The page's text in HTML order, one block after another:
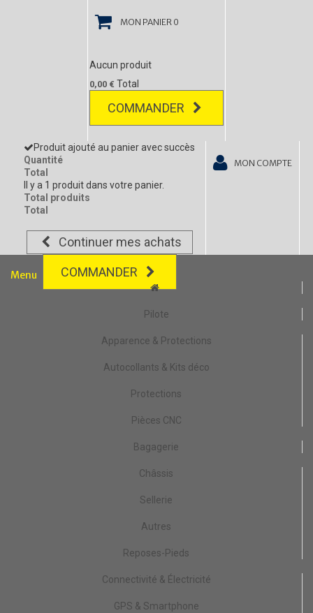
MON PANIER 0
Aucun produit
0,00 € Total
COMMANDER
Produit ajouté au panier avec succès
Quantité
Total
Il y a 1 produit dans votre panier.
Total produits
Total
Continuer mes achats
COMMANDER
MON COMPTE
Menu
Pilote
Apparence & Protections
Autocollants & Kits déco
Protections
Pièces CNC
Bagagerie
Châssis
Sellerie
Autres
Reposes-Pieds
Connectivité & Électricité
GPS & Smartphone